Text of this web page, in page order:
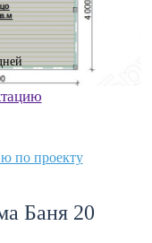
по проекту
Баня 20